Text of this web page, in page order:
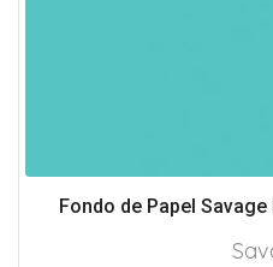
Fondo de Papel